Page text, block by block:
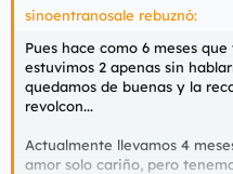
sinoentranosale rebuznó:
Pues hace como 6 meses
estuvimos 2 apenas sin
quedamos de buenas y la
revolcon...
Actualmente llevamos 4
amor solo cariño, pero